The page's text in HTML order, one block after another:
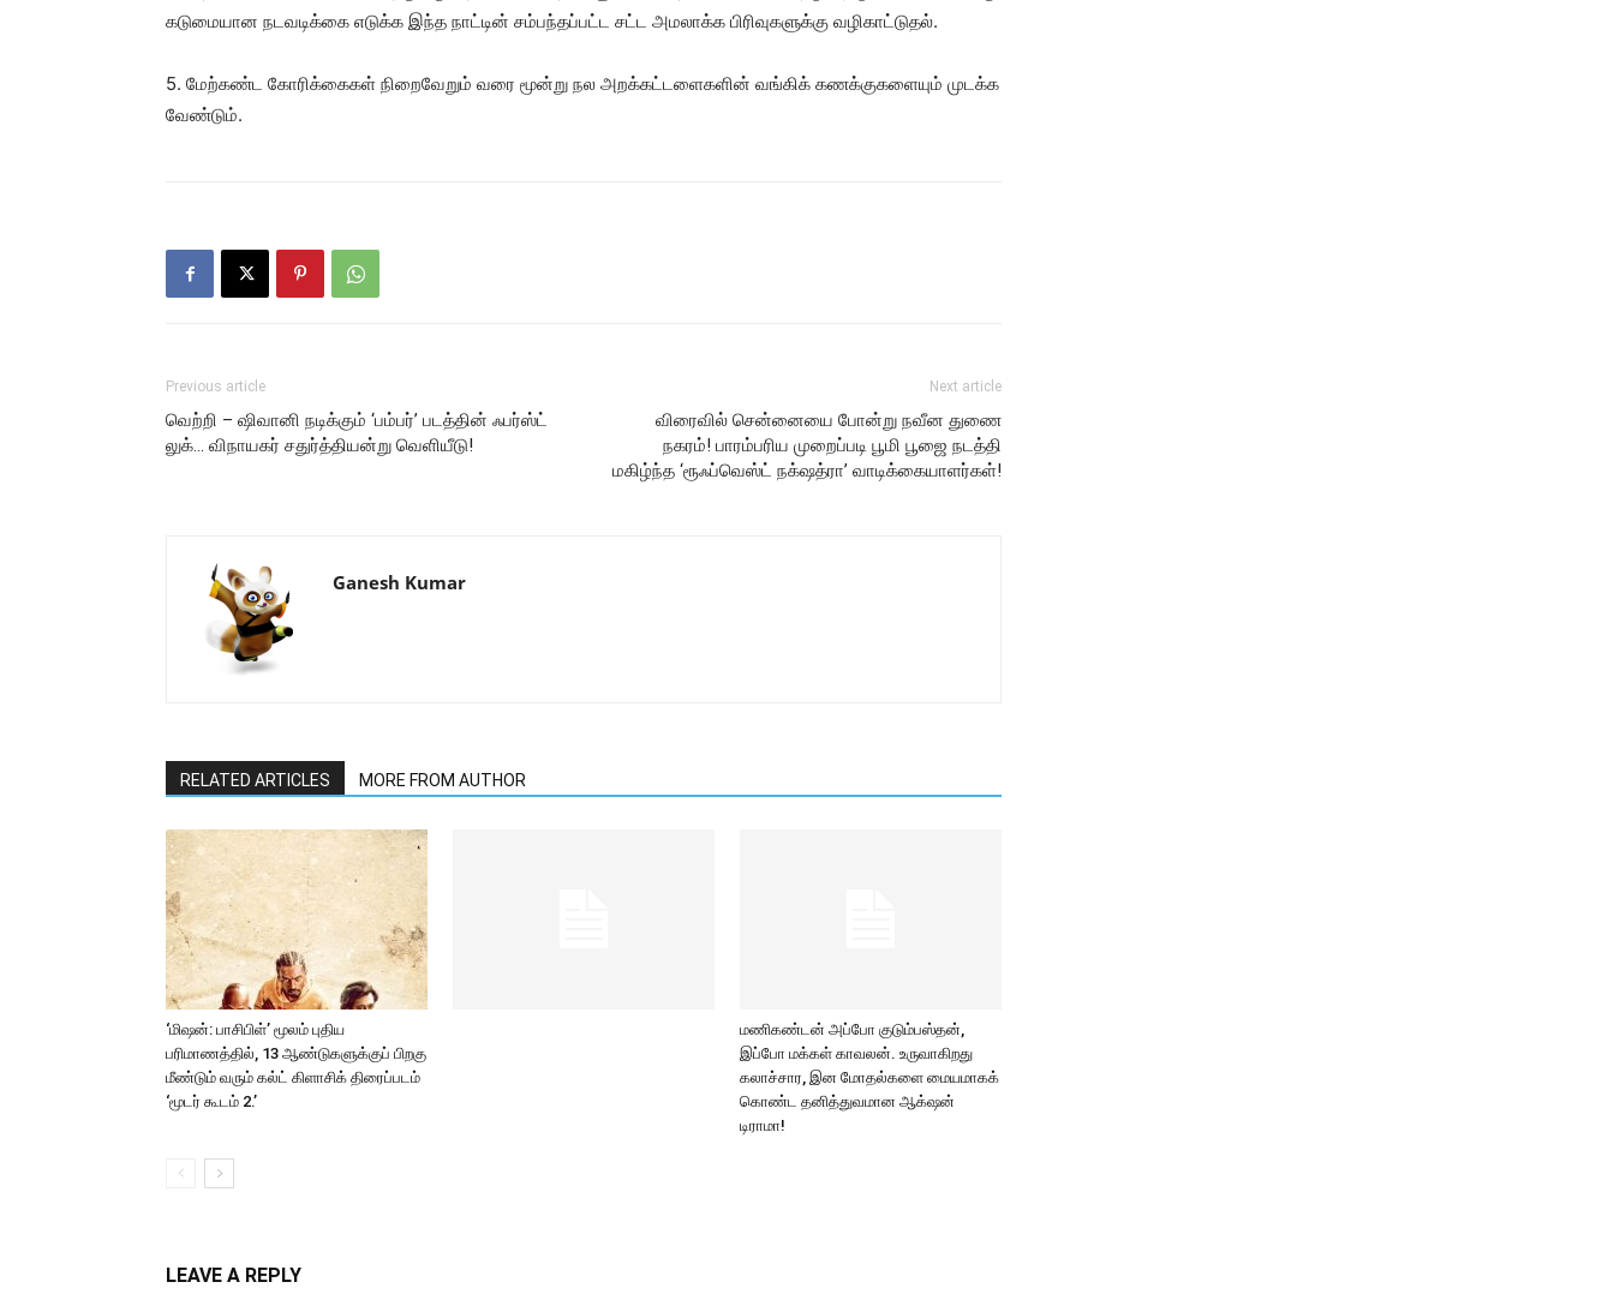
கடுமையான நடவடிக்கை எடுக்க இந்த நாட்டின் சம்பந்தப்பட்ட சட்ட அமலாக்க பிரிவுகளுக்கு வழிகாட்டுதல்.
5. மேற்கண்ட கோரிக்கைகள் நிறைவேறும் வரை மூன்று நல அறக்கட்டளைகளின் வங்கிக் கணக்குகளையும் முடக்க
வேண்டும்.
Previous article
வெற்றி – ஷிவானி நடிக்கும் ‘பம்பர்’ படத்தின் ஃபர்ஸ்ட்
லுக்… விநாயகர் சதுர்த்தியன்று வெளியீடு!
Next article
விரைவில் சென்னையை போன்று நவீன துணை
நகரம்! பாரம்பரிய முறைப்படி பூமி பூஜை நடத்தி
மகிழ்ந்த ‘ரூஃப்வெஸ்ட் நக்‌ஷத்ரா’ வாடிக்கையாளர்கள்!
Ganesh Kumar
RELATED ARTICLES MORE FROM AUTHOR
‘மிஷன்: பாசிபிள்’ மூலம் புதிய
பரிமாணத்தில், 13 ஆண்டுகளுக்குப் பிறகு
மீண்டும் வரும் கல்ட் கிளாசிக் திரைப்படம்
‘மூடர் கூடம் 2.’
மணிகண்டன் அப்போ குடும்பஸ்தன்,
இப்போ மக்கள் காவலன். உருவாகிறது
கலாச்சார, இன மோதல்களை மையமாகக்
கொண்ட தனித்துவமான ஆக்‌ஷன்
டிராமா!
LEAVE A REPLY